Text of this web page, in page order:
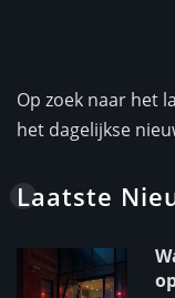
Op zoek naar het
het dagelijkse
Laatste